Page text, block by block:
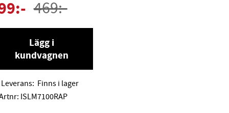
469:-
:-
Lägg i
kundvagnen
Leverans: Finns i lager
ISLM7100RAP